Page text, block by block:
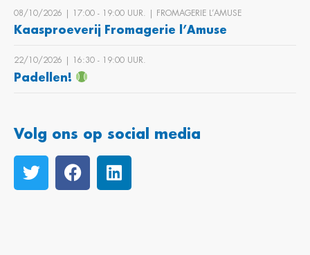
08/10/2026 | 17:00 ‐ 19:00 UUR. | FROMAGERIE L’AMUSE
Kaasproeverij Fromagerie l’Amuse
22/10/2026 | 16:30 ‐ 19:00 UUR.
Padellen!
Volg ons op social media